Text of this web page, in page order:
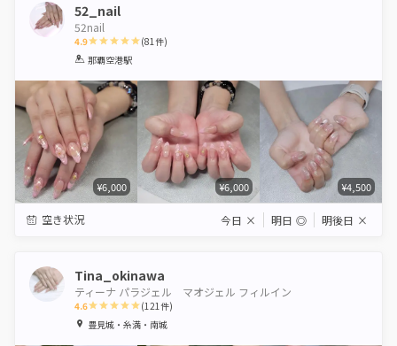
52_nail
52nail
4.9
1 2 3 4 5
(81件)
那覇空港駅
¥6,000 ¥6,000 ¥4,500
空き状況 今日 × 明日 ◎ 明後日 ×
Tina_okinawa
ティーナ パラジェル マオジェル フィルイン
4.6
1 2 3 4 5
(121件)
豊見城・糸満・南城